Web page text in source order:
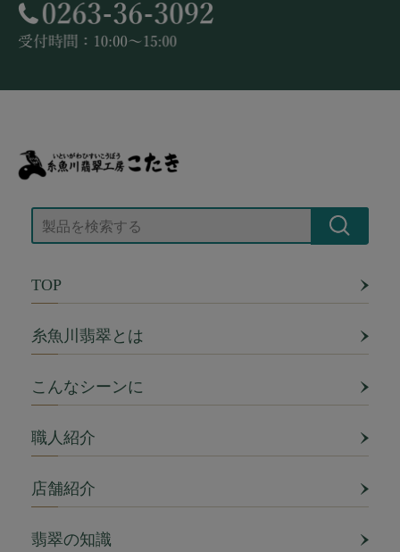
TOP
糸魚川翡翠とは
こんなシーンに
職人紹介
店舗紹介
翡翠の知識